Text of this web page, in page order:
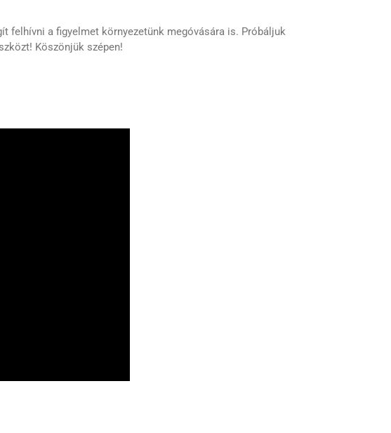
felhívni a figyelmet környezetünk megóvására is. Próbáljuk
Köszönjük szépen!